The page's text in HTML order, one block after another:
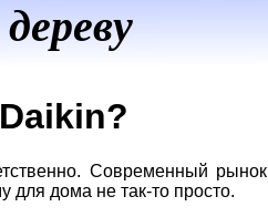
Современный рынок
дома не так-то просто.